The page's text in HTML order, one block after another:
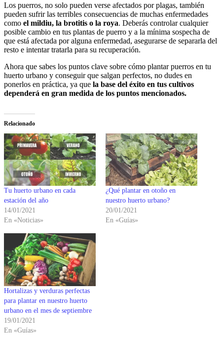
Los puerros, no solo pueden verse afectados por plagas, también
pueden sufrir las terribles consecuencias de muchas enfermedades
como el mildiu, la brotitis o la roya. Deberás controlar cualquier
posible cambio en tus plantas de puerro y a la mínima sospecha de
que está afectada por alguna enfermedad, asegurarse de separarla del
resto e intentar tratarla para su recuperación.
Ahora que sabes los puntos clave sobre cómo plantar puerros en tu
huerto urbano y conseguir que salgan perfectos, no dudes en
ponerlos en práctica, ya que la base del éxito en tus cultivos
dependerá en gran medida de los puntos mencionados.
Relacionado
Tu huerto urbano en cada
estación del año
14/01/2021
En «Noticias»
¿Qué plantar en otoño en
nuestro huerto urbano?
20/01/2021
En «Guías»
Hortalizas y verduras perfectas
para plantar en nuestro huerto
urbano en el mes de septiembre
19/01/2021
En «Guías»